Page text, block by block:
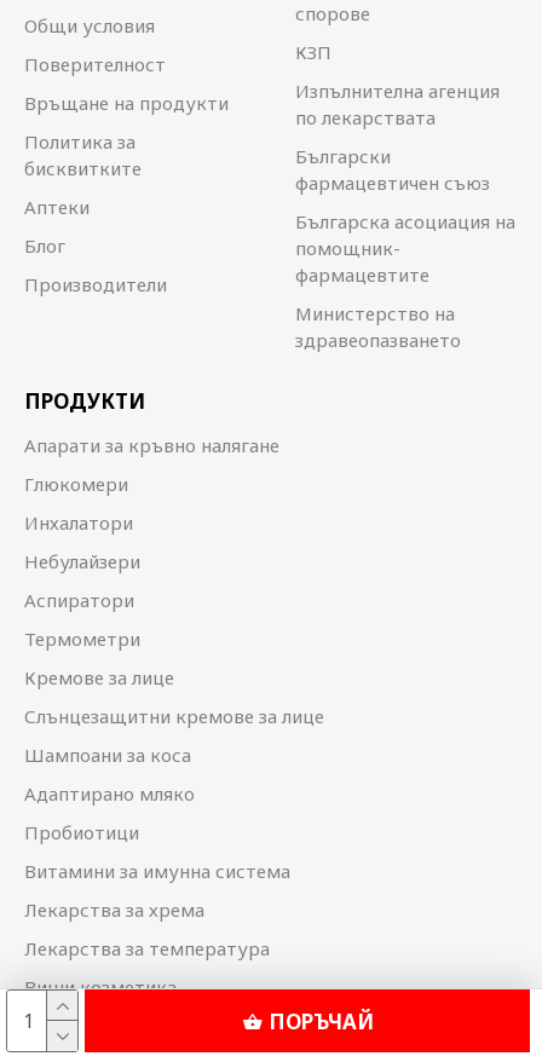
ПОРЪЧАЙ
Общи условия
Поверителност
Връщане на продукти
Политика за
бисквитките
Аптеки
Блог
Производители
спорове
КЗП
Изпълнителна агенция
по лекарствата
Български
фармацевтичен съюз
Българска асоциация на
помощник-
фармацевтите
Министерство на
здравеопазването
ПРОДУКТИ
Апарати за кръвно налягане
Глюкомери
Инхалатори
Небулайзери
Аспиратори
Термометри
Кремове за лице
Слънцезащитни кремове за лице
Шампоани за коса
Адаптирано мляко
Пробиотици
Витамини за имунна система
Лекарства за хрема
Лекарства за температура
Виши козметика
Bioderma козметика